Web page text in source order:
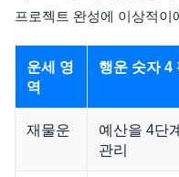
프로젝트 완성에 이상적이
운세 영
역
행운 숫자 4
재물운
예산을 4단
관리